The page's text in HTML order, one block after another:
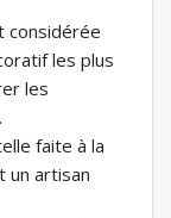
considérée
les plus
les
faite à la
un artisan